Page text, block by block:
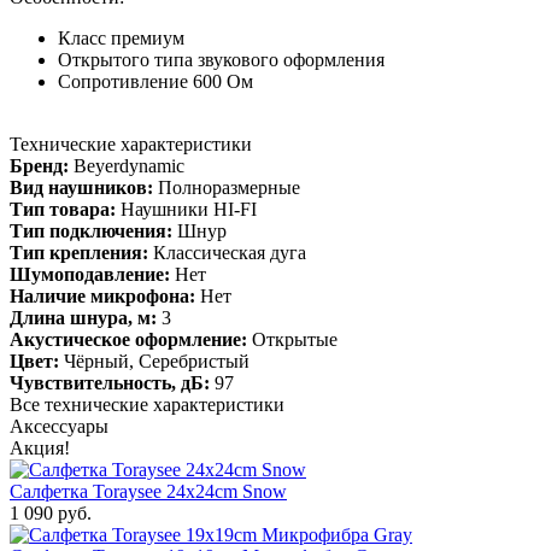
Класс премиум
Открытого типа звукового оформления
Сопротивление 600 Ом
Технические характеристики
Бренд: Beyerdynamic
Вид наушников: Полноразмерные
Тип товара: Наушники HI-FI
Тип подключения: Шнур
Тип крепления: Классическая дуга
Шумоподавление: Нет
Наличие микрофона: Нет
Длина шнура, м: 3
Акустическое оформление: Открытые
Цвет: Чёрный, Серебристый
Чувствительность, дБ: 97
Все технические характеристики
Аксессуары
Акция!
Салфетка Toraysee 24x24cm Snow
1 090 руб.